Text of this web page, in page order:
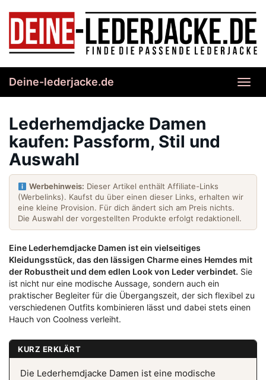
content
Deine-lederjacke.de
Lederhemdjacke Damen
kaufen: Passform, Stil und
Auswahl
Werbehinweis: Dieser Artikel enthält Affiliate-Links
(Werbelinks). Kaufst du über einen dieser Links, erhalten wir
eine kleine Provision. Für dich ändert sich am Preis nichts.
Die Auswahl der vorgestellten Produkte erfolgt redaktionell.
Eine Lederhemdjacke Damen ist ein vielseitiges
Kleidungsstück, das den lässigen Charme eines Hemdes mit
der Robustheit und dem edlen Look von Leder verbindet. Sie
ist nicht nur eine modische Aussage, sondern auch ein
praktischer Begleiter für die Übergangszeit, der sich flexibel zu
verschiedenen Outfits kombinieren lässt und dabei stets einen
Hauch von Coolness verleiht.
KURZ ERKLÄRT
Die Lederhemdjacke Damen ist eine modische